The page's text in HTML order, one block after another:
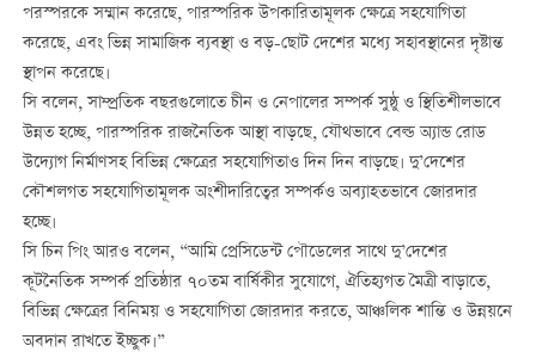
পরস্পরকে সম্মান করেছে, পারস্পরিক উপকারিতামূলক ক্ষেত্রে সহযোগিতা
করেছে, এবং ভিন্ন সামাজিক ব্যবস্থা ও বড়-ছোট দেশের মধ্যে সহাবস্থানের দৃষ্টান্ত
স্থাপন করেছে।
সি বলেন, সাম্প্রতিক বছরগুলোতে চীন ও নেপালের সম্পর্ক সুষ্ঠু ও স্থিতিশীলভাবে
উন্নত হচ্ছে, পারস্পরিক রাজনৈতিক আস্থা বাড়ছে, যৌথভাবে বেল্ড অ্যান্ড রোড
উদ্যোগ নির্মাণসহ বিভিন্ন ক্ষেত্রের সহযোগিতাও দিন দিন বাড়ছে। দু’দেশের
কৌশলগত সহযোগিতামূলক অংশীদারিত্বের সম্পর্কও অব্যাহতভাবে জোরদার
হচ্ছে।
সি চিন পিং আরও বলেন, “আমি প্রেসিডেন্ট পৌডেলের সাথে দু’দেশের
কূটনৈতিক সম্পর্ক প্রতিষ্ঠার ৭০তম বার্ষিকীর সুযোগে, ঐতিহ্যগত মৈত্রী বাড়াতে,
বিভিন্ন ক্ষেত্রের বিনিময় ও সহযোগিতা জোরদার করতে, আঞ্চলিক শান্তি ও উন্নয়নে
অবদান রাখতে ইচ্ছুক।”